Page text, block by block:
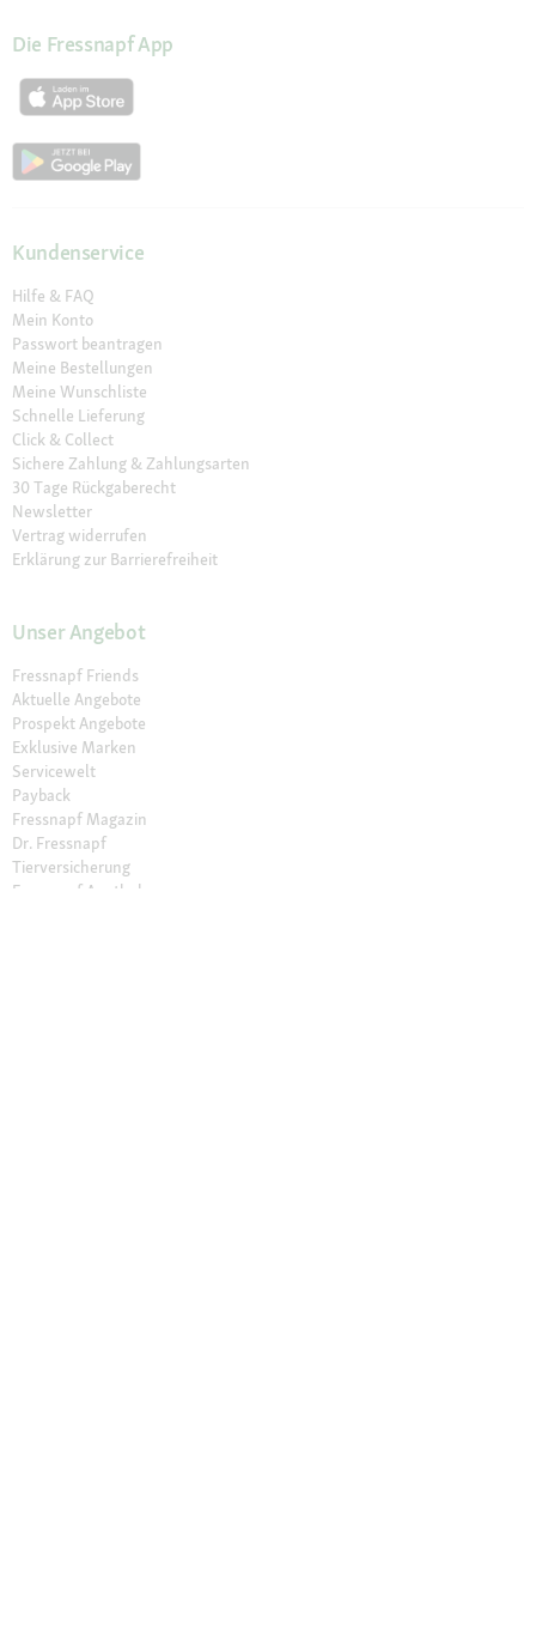
Die Fressnapf App
Kundenservice
Hilfe & FAQ
Mein Konto
Passwort beantragen
Meine Bestellungen
Meine Wunschliste
Schnelle Lieferung
Click & Collect
Sichere Zahlung & Zahlungsarten
30 Tage Rückgaberecht
Newsletter
Vertrag widerrufen
Erklärung zur Barrierefreiheit
Unser Angebot
Fressnapf Friends
Aktuelle Angebote
Prospekt Angebote
Exklusive Marken
Servicewelt
Payback
Fressnapf Magazin
Dr. Fressnapf
Tierversicherung
Fressnapf Apotheke